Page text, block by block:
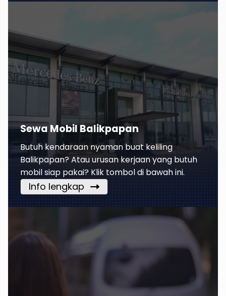
Sewa Mobil Balikpapan
Butuh kendaraan nyaman buat keliling
Balikpapan? Atau urusan kerjaan yang butuh
mobil siap pakai? Klik tombol di bawah ini.
Info lengkap